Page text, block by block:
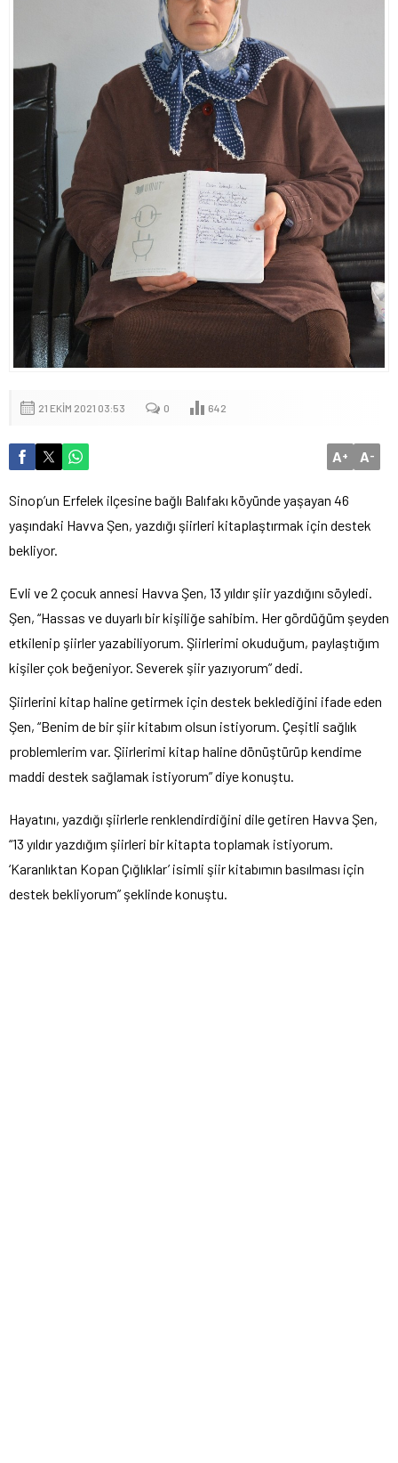
21 EKIM 2021 03:53 0 642
A+ A-
Sinop’un Erfelek ilçesine bağlı Balıfakı köyünde yaşayan 46
yaşındaki Havva Şen, yazdığı şiirleri kitaplaştırmak için destek
bekliyor.
Evli ve 2 çocuk annesi Havva Şen, 13 yıldır şiir yazdığını söyledi.
Şen, “Hassas ve duyarlı bir kişiliğe sahibim. Her gördüğüm şeyden
etkilenip şiirler yazabiliyorum. Şiirlerimi okuduğum, paylaştığım
kişiler çok beğeniyor. Severek şiir yazıyorum” dedi.
Şiirlerini kitap haline getirmek için destek beklediğini ifade eden
Şen, “Benim de bir şiir kitabım olsun istiyorum. Çeşitli sağlık
problemlerim var. Şiirlerimi kitap haline dönüştürüp kendime
maddi destek sağlamak istiyorum” diye konuştu.
Hayatını, yazdığı şiirlerle renklendirdiğini dile getiren Havva Şen,
“13 yıldır yazdığım şiirleri bir kitapta toplamak istiyorum.
‘Karanlıktan Kopan Çığlıklar’ isimli şiir kitabımın basılması için
destek bekliyorum” şeklinde konuştu.